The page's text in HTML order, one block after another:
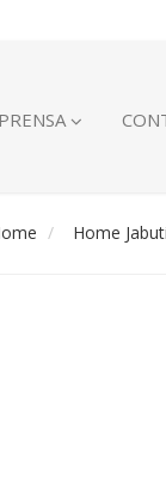
Home Jabuti